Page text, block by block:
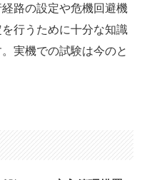
路の設定や危機回避機
行うために十分な知識
実機での試験は今のと